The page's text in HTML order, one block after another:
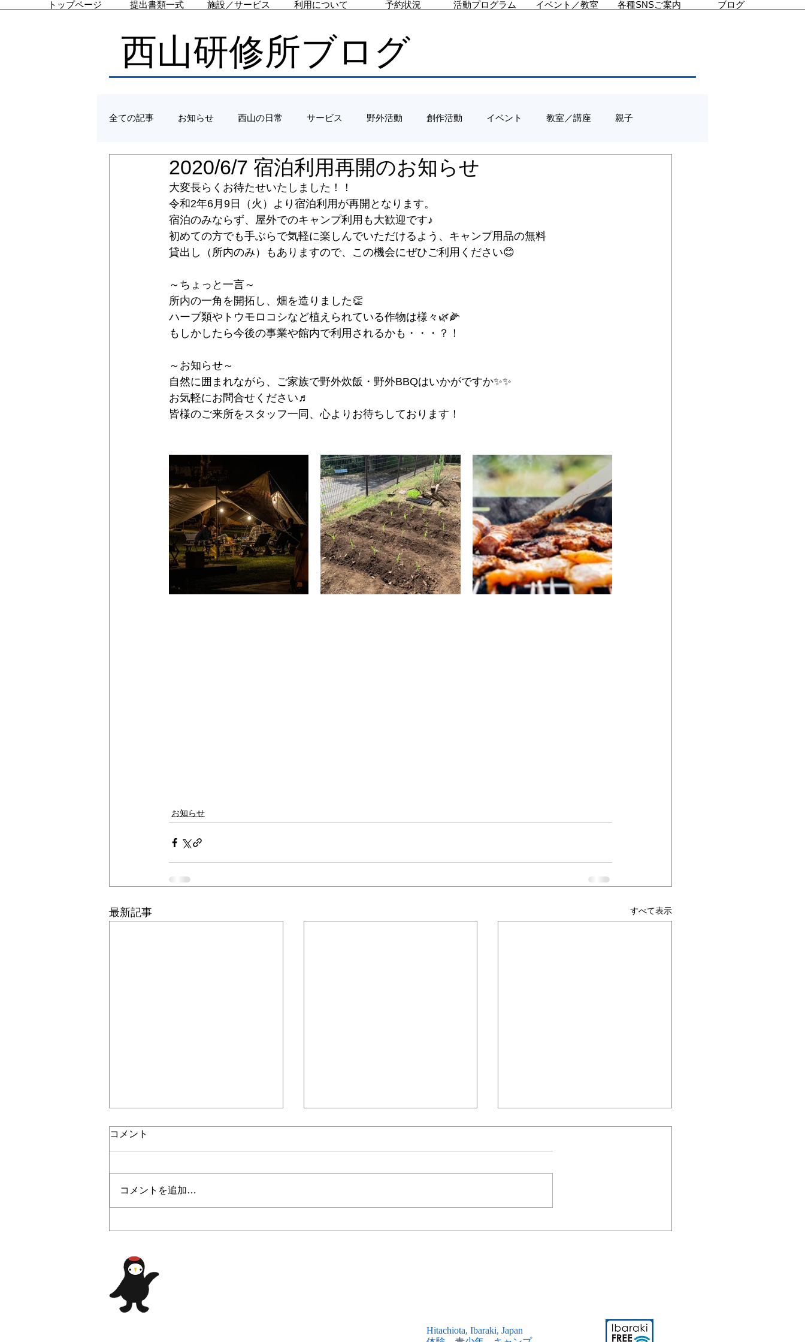
トップページ 提出書類一式 施設／サービス 利用について 予約状況 活動プログラム イベント／教室 各種SNSご案内 ブログ
西山研修所ブログ
全ての記事 お知らせ 西山の日常 サービス 野外活動 創作活動 イベント 教室／講座 親子
2020/6/7 宿泊利用再開のお知らせ
大変長らくお待たせいたしました！！
令和2年6月9日（火）より宿泊利用が再開となります。
宿泊のみならず、屋外でのキャンプ利用も大歓迎です♪
初めての方でも手ぶらで気軽に楽しんでいただけるよう、キャンプ用品の無料
貸出し（所内のみ）もありますので、この機会にぜひご利用ください😊
～ちょっと一言～
所内の一角を開拓し、畑を造りました👏
ハーブ類やトウモロコシなど植えられている作物は様々🌿🌽
もしかしたら今後の事業や館内で利用されるかも・・・？！
～お知らせ～
自然に囲まれながら、ご家族で野外炊飯・野外BBQはいかがですか✨✨
お気軽にお問合せください♬
皆様のご来所をスタッフ一同、心よりお待ちしております！
お知らせ
最新記事 すべて表示
のお知らせ🔨
コメント
コメントを追加…
Hitachiota, Ibaraki, Japan